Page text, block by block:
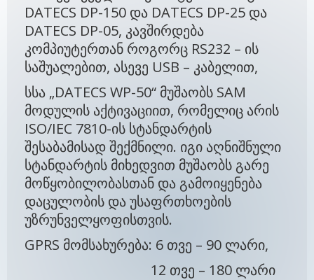
DATECS DP-150 და DATECS DP-25 და
DATECS DP-05, კავშირდება
კომპიუტერთან როგორც RS232 – ის
საშუალებით, ასევე USB – კაბელით,
სსა „DATECS WP-50“ მუშაობს SAM
მოდულის აქტივაციით, რომელიც არის
ISO/IEC 7810-ის სტანდარტის
შესაბამისად შექმნილი. იგი აღნიშნული
სტანდარტის მიხედვით მუშაობს გარე
მოწყობილობასთან და გამოიყენება
დაცულობის და უსაფრთხოების
უზრუნველყოფისთვის.
GPRS მომსახურება: 6 თვე – 90 ლარი,
12 თვე – 180 ლარი